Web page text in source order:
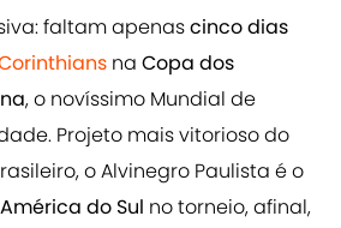
faltam apenascinco dias
na Copa dos
, o novíssimo Mundial de
Projeto mais vitorioso do
o Alvinegro Paulista é o
do Sul no torneio, afinal,